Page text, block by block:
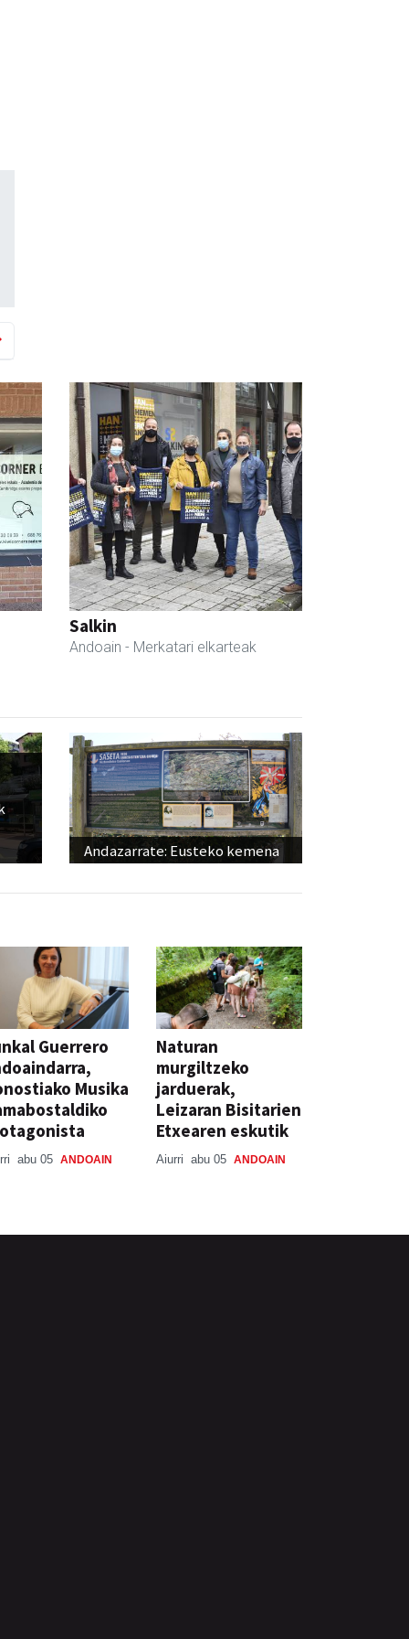
Salkin
Andoain - Merkatari elkarteak
Andazarrate: Eusteko kemena
Guerrero
Musika
abu 05 ANDOAIN
Naturan
murgiltzeko
jarduerak,
Leizaran Bisitarien
Etxearen eskutik
Aiurri abu 05 ANDOAIN